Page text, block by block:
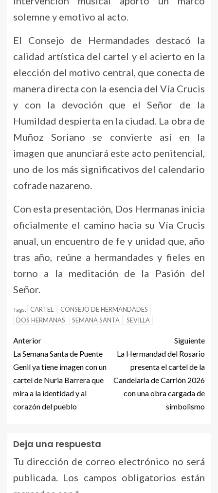
solemne y emotivo al acto.
El Consejo de Hermandades destacó la
calidad artística del cartel y el acierto en la
elección del motivo central, que conecta de
manera directa con la esencia del Vía Crucis
y con la devoción que el Señor de la
Humildad despierta en la ciudad. La obra de
Muñoz Soriano se convierte así en la
imagen que anunciará este acto penitencial,
uno de los más significativos del calendario
cofrade nazareno.
Con esta presentación, Dos Hermanas inicia
oficialmente el camino hacia su Vía Crucis
anual, un encuentro de fe y unidad que, año
tras año, reúne a hermandades y fieles en
torno a la meditación de la Pasión del
Señor.
Tags: CARTEL
CONSEJO DE HERMANDADES
DOS HERMANAS
SEMANA SANTA SEVILLA
Anterior
La Semana Santa de Puente
Genil ya tiene imagen con un
cartel de Nuria Barrera que
mira a la identidad y al
corazón del pueblo
Siguiente
La Hermandad del Rosario
presenta el cartel de la
Candelaria de Carrión 2026
con una obra cargada de
simbolismo
Deja una respuesta
Tu dirección de correo electrónico no será
publicada. Los campos obligatorios están